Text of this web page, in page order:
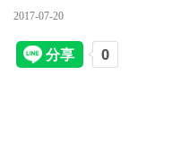
2017-07-20